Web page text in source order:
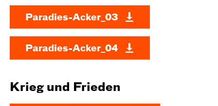
Paradies-Acker_03
Paradies-Acker_04
Krieg und Frieden